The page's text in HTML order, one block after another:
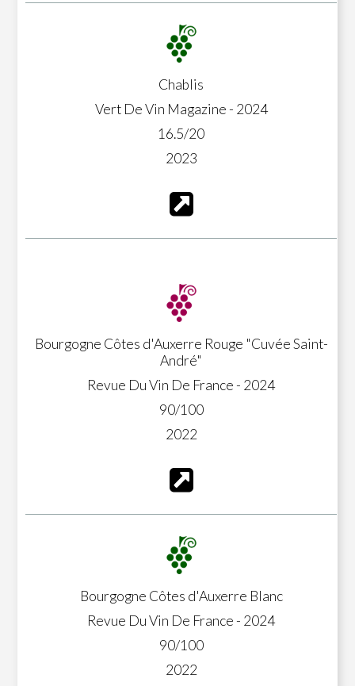
Chablis
Vert De Vin Magazine - 2024
16.5/20
2023
Bourgogne Côtes d'Auxerre Rouge "Cuvée Saint-
André"
Revue Du Vin De France - 2024
90/100
2022
Bourgogne Côtes d'Auxerre Blanc
Revue Du Vin De France - 2024
90/100
2022